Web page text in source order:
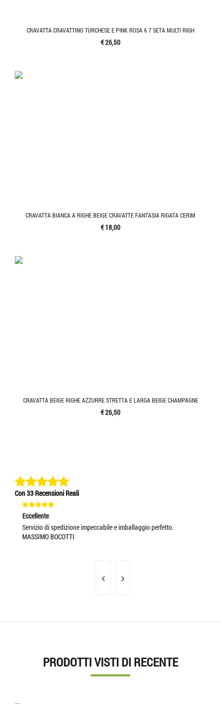
CRAVATTA CRAVATTINO TURCHESE E PINK ROSA 6 7 SETA MULTI RIGH
€ 26,50
CRAVATTA BIANCA A RIGHE BEIGE CRAVATTE FANTASIA RIGATA CERIM
€ 18,00
CRAVATTA BEIGE RIGHE AZZURRE STRETTA E LARGA BEIGE CHAMPAGNE
€ 26,50
Con 33 Recensioni Reali
Eccellente
Servizio di spedizione impeccabile e imballaggio perfetto.
MASSIMO BOCOTTI
PRODOTTI VISTI DI RECENTE